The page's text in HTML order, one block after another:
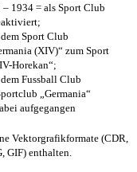
1934 = als Sport Club
Sport Club
(XIV)“ zum Sport
Horekan“;
Fussball Club
„Germania“
aufgegangen
Vektorgrafikformate (CDR,
GIF) enthalten.